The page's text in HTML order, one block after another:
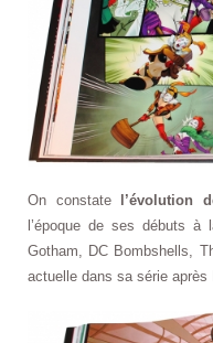
On constate l’évolution
l’époque de ses débuts
Gotham, DC Bombshells,
actuelle dans sa série après